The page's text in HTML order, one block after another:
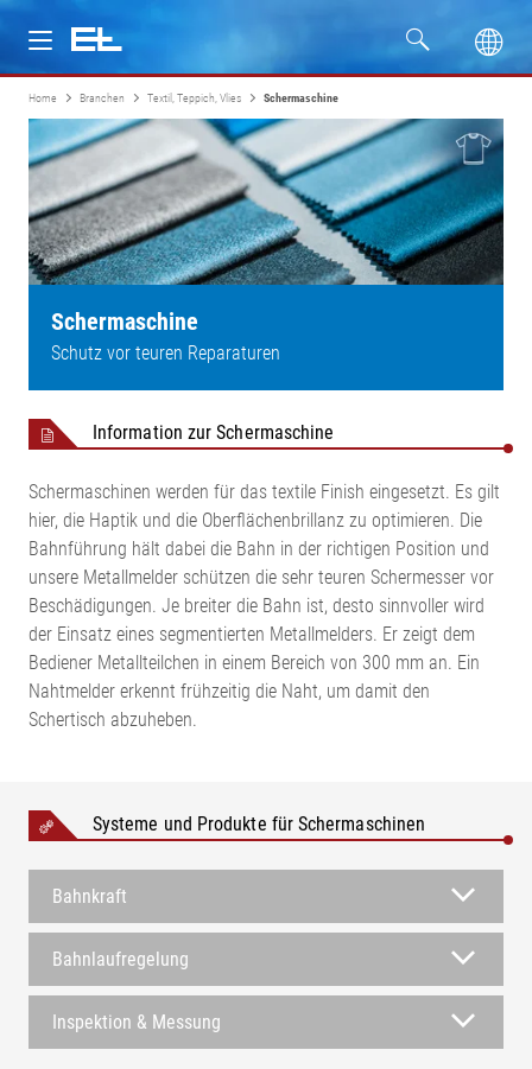
Produkte
Branchen
Service
Home Branchen Textil, Teppich, Vlies Schermaschine
Schermaschine
Schutz vor teuren Reparaturen
Information zur Schermaschine
Schermaschinen werden für das textile Finish eingesetzt. Es gilt
hier, die Haptik und die Oberflächenbrillanz zu optimieren. Die
Bahnführung hält dabei die Bahn in der richtigen Position und
unsere Metallmelder schützen die sehr teuren Schermesser vor
Beschädigungen. Je breiter die Bahn ist, desto sinnvoller wird
der Einsatz eines segmentierten Metallmelders. Er zeigt dem
Bediener Metallteilchen in einem Bereich von 300 mm an. Ein
Nahtmelder erkennt frühzeitig die Naht, um damit den
Schertisch abzuheben.
Systeme und Produkte für Schermaschinen
Bahnkraft
Bahnlaufregelung
Inspektion & Messung